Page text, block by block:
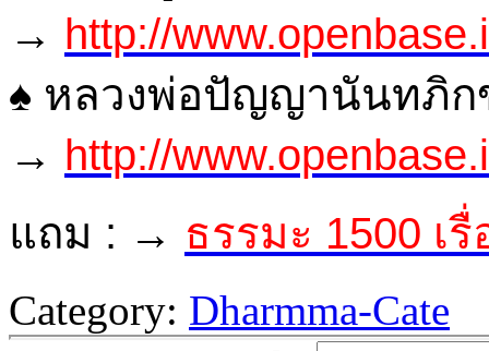
→ http://
♠ หลวงพ่อปัญญานันทภิก
→ http://
แถม : → ธรรมะ 1500 เรื่
Category: Dharmma-Cate